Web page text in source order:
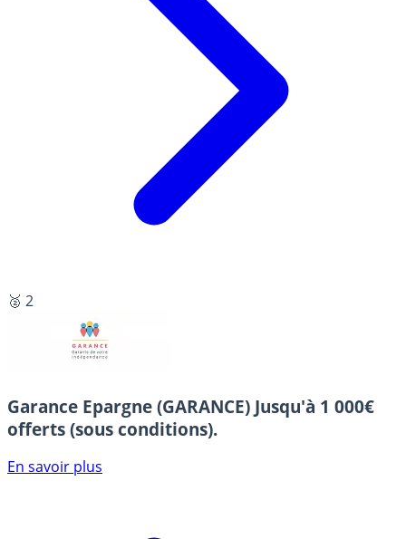
🥈 2
Garance Epargne (GARANCE) Jusqu'à 1 000€
offerts (sous conditions).
En savoir plus